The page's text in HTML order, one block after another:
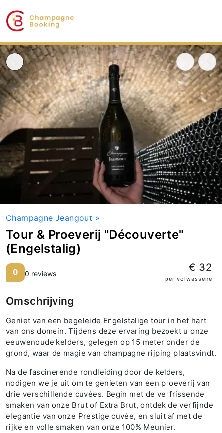
Champagne Jeangout »
Tour & Proeverij "Découverte"
(Engelstalig)
0 0 reviews € 32
per volwassene
Omschrijving
Geniet van een begeleide Engelstalige tour in het hart
van ons domein. Tijdens deze ervaring bezoekt u onze
eeuwenoude kelders, gelegen op 15 meter onder de
grond, waar de magie van champagne rijping plaatsvindt.
Na de fascinerende rondleiding door de kelders,
nodigen we je uit om te genieten van een proeverij van
drie verschillende cuvées. Begin met de verfrissende
smaken van onze Brut of Extra Brut, ontdek de verfijnde
elegantie van onze Prestige cuvée, en sluit af met de
rijke en volle smaken van onze 100% Meunier.